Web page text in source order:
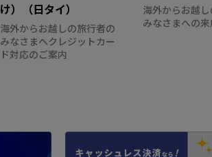
け）（日タイ）
海外からお越しの旅行者の
みなさまへクレジットカー
ド対応のご案内
海外からお越
みなさまへの